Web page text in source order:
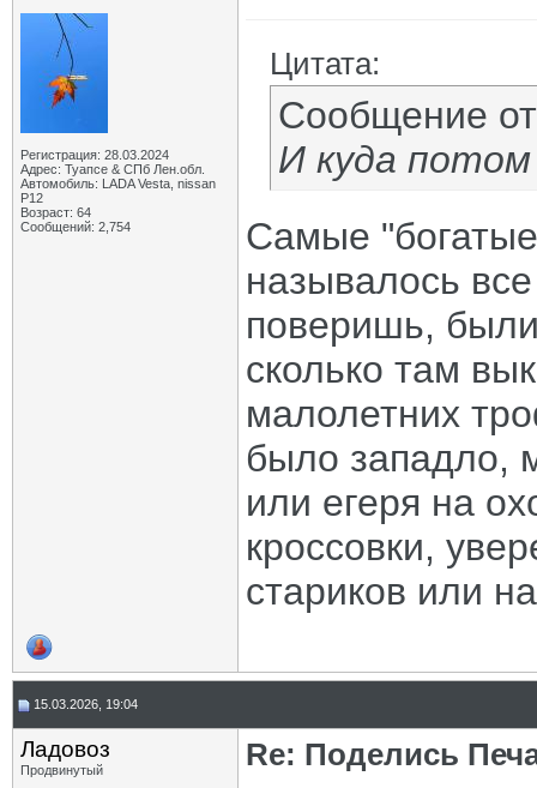
Регистрация: 28.03.2024
Адрес: Туапсе & СПб Лен.обл.
Автомобиль: LADA Vesta, nissan
P12
Возраст: 64
Сообщений: 2,754
Цитата:
Сообщение
И куда потом
Самые
называлось
поверишь,
сколько там
малолетних
было западло,
или егеря на
кроссовки,
стариков или
15.03.2026, 19:04
Ладовоз
Продвинутый Re: Поделись